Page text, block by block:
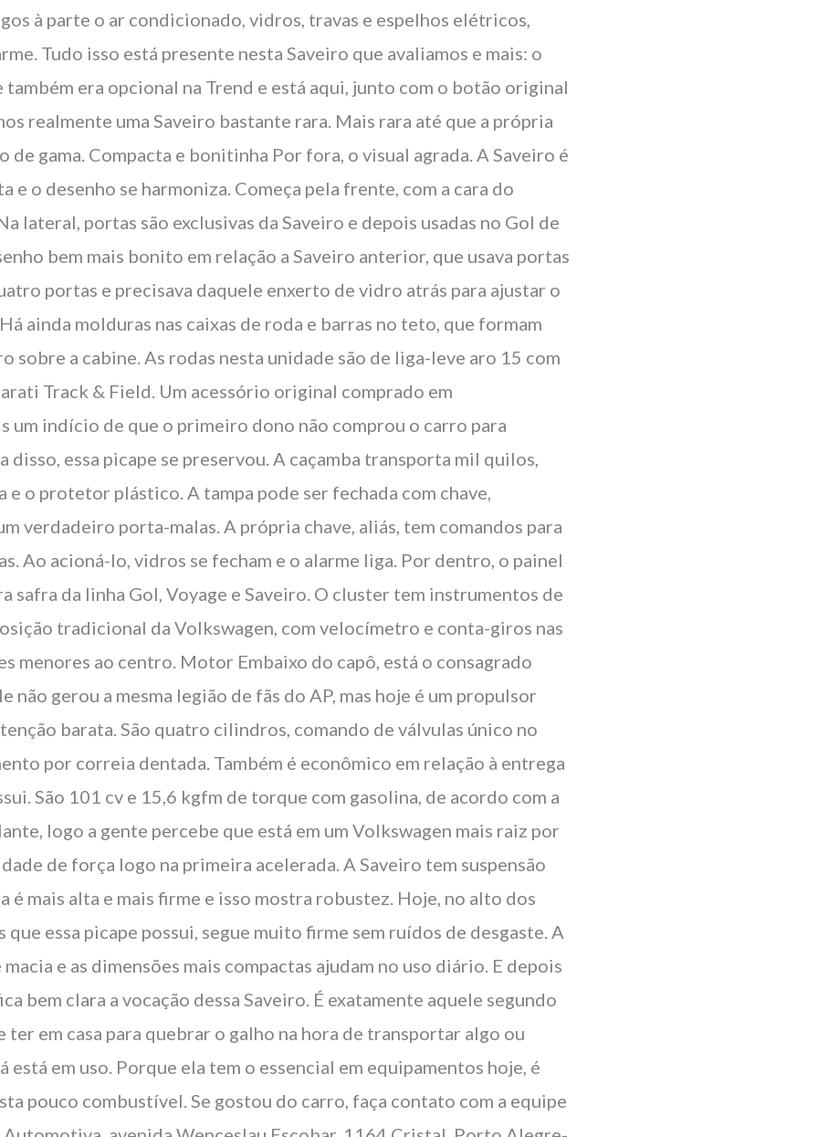
à parte o ar condicionado, vidros, travas e espelhos elétricos,
Tudo isso está presente nesta Saveiro que avaliamos e mais: o
era opcional na Trend e está aqui, junto com o botão original
realmente uma Saveiro bastante rara. Mais rara até que a própria
de gama. Compacta e bonitinha Por fora, o visual agrada. A Saveiro é
e o desenho se harmoniza. Começa pela frente, com a cara do
lateral, portas são exclusivas da Saveiro e depois usadas no Gol de
bem mais bonito em relação a Saveiro anterior, que usava portas
portas e precisava daquele enxerto de vidro atrás para ajustar o
ainda molduras nas caixas de roda e barras no teto, que formam
sobre a cabine. As rodas nesta unidade são de liga-leve aro 15 com
Track & Field. Um acessório original comprado em
um indício de que o primeiro dono não comprou o carro para
disso, essa picape se preservou. A caçamba transporta mil quilos,
e o protetor plástico. A tampa pode ser fechada com chave,
verdadeiro porta-malas. A própria chave, aliás, tem comandos para
Ao acioná-lo, vidros se fecham e o alarme liga. Por dentro, o painel
safra da linha Gol, Voyage e Saveiro. O cluster tem instrumentos de
tradicional da Volkswagen, com velocímetro e conta-giros nas
menores ao centro. Motor Embaixo do capô, está o consagrado
não gerou a mesma legião de fãs do AP, mas hoje é um propulsor
barata. São quatro cilindros, comando de válvulas único no
por correia dentada. Também é econômico em relação à entrega
São 101 cv e 15,6 kgfm de torque com gasolina, de acordo com a
logo a gente percebe que está em um Volkswagen mais raiz por
de força logo na primeira acelerada. A Saveiro tem suspensão
é mais alta e mais firme e isso mostra robustez. Hoje, no alto dos
essa picape possui, segue muito firme sem ruídos de desgaste. A
e as dimensões mais compactas ajudam no uso diário. E depois
bem clara a vocação dessa Saveiro. É exatamente aquele segundo
ter em casa para quebrar o galho na hora de transportar algo ou
está em uso. Porque ela tem o essencial em equipamentos hoje, é
pouco combustível. Se gostou do carro, faça contato com a equipe